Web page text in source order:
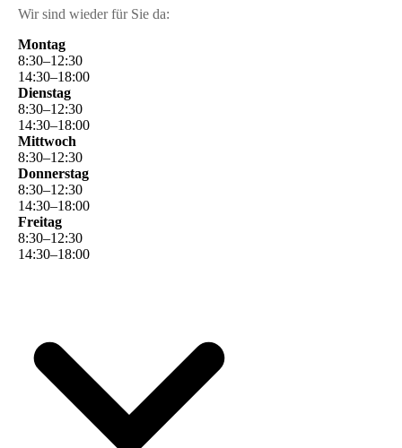
Wir sind wieder für Sie da:
Montag
8:30–12:30
14:30–18:00
Dienstag
8:30–12:30
14:30–18:00
Mittwoch
8:30–12:30
Donnerstag
8:30–12:30
14:30–18:00
Freitag
8:30–12:30
14:30–18:00